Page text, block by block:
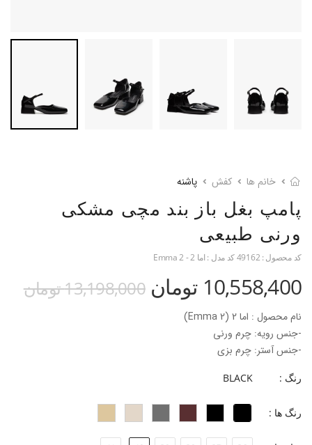
خانم ها کفش پاشنه
پامپ بغل باز بند مچی مشکی
ورنی طبیعی
کد محصول : 49162کد مدل : اما 2 - Emma 2
10,558,400 تومان 13,198,000 تومان
نام محصول : اما 2 (Emma 2)
-جنس رویه: چرم ورنی
-جنس آستر: چرم بزی
-ارتفاع پاشنه: 2 سانتی‌متر
-فرم قالب: نوک مربعی با پنجه متوسط
پاخور: سایز همیشگی خود را انتخاب کنید.
رنگ : BLACK
رنگ ها :